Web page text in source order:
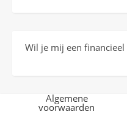
Wil je mij een
Algemene
voorwaarden